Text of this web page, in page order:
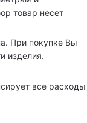
товар несет
При покупке Вы
изделия.
все расходы